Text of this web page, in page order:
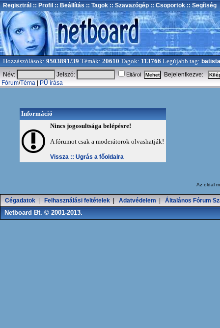
Regisztrál :: Profil :: Beállítás :: Tagok :: Szavazógép :: Csoportok :: Segítség
Hozzászólások: 9503891/39 Témák: 20610 Tagok: 113766 Legújabb tag: batista
Név:
Jelszó: Eltárol
Bejelentkezve:
Fórum/Téma PÜ írása
Információ
Nincs jogosultsága belépésre!
A fórumot csak a moderátorok olvashatják!
Vissza :: Ugrás a főoldalra
Az oldal
Cégadatok Felhasználási feltételek Adatvédelem Általános Fórum
Netboard Bt. © 2001-2013.